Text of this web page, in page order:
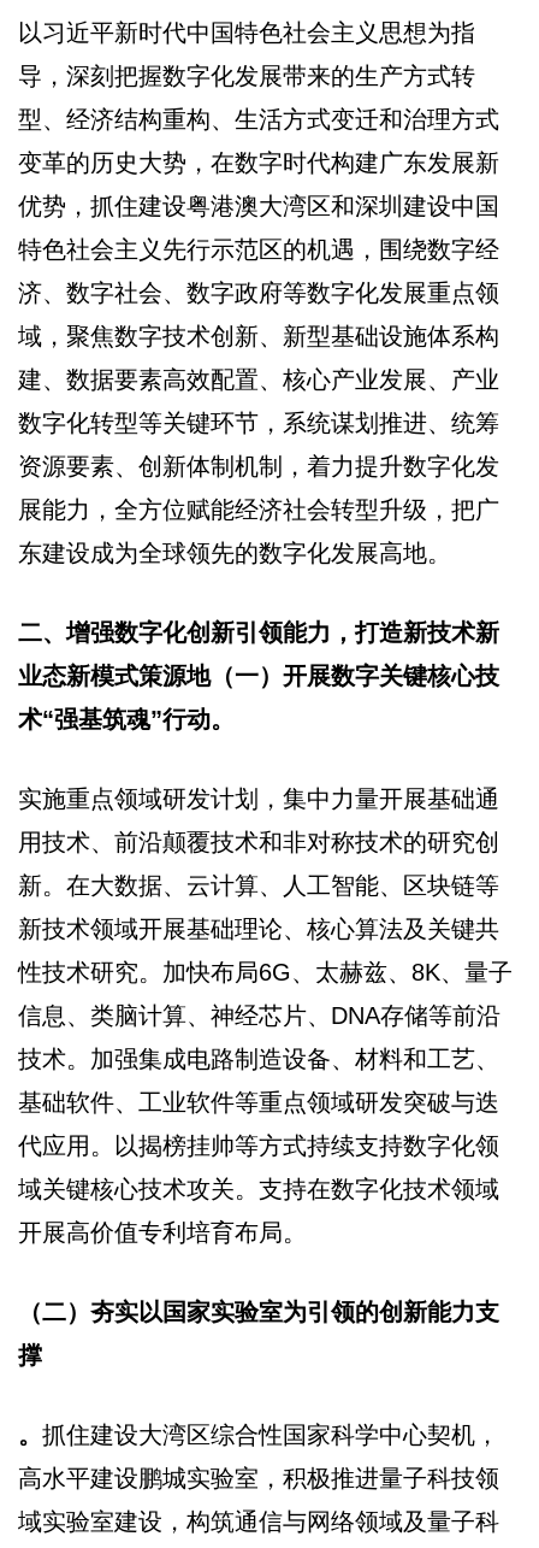
以习近平新时代中国特色社会主义思想为指
导，深刻把握数字化发展带来的生产方式转
型、经济结构重构、生活方式变迁和治理方式
变革的历史大势，在数字时代构建广东发展新
优势，抓住建设粤港澳大湾区和深圳建设中国
特色社会主义先行示范区的机遇，围绕数字经
济、数字社会、数字政府等数字化发展重点领
域，聚焦数字技术创新、新型基础设施体系构
建、数据要素高效配置、核心产业发展、产业
数字化转型等关键环节，系统谋划推进、统筹
资源要素、创新体制机制，着力提升数字化发
展能力，全方位赋能经济社会转型升级，把广
东建设成为全球领先的数字化发展高地。
二、增强数字化创新引领能力，打造新技术新
业态新模式策源地（一）开展数字关键核心技
术“强基筑魂”行动。
实施重点领域研发计划，集中力量开展基础通
用技术、前沿颠覆技术和非对称技术的研究创
新。在大数据、云计算、人工智能、区块链等
新技术领域开展基础理论、核心算法及关键共
性技术研究。加快布局6G、太赫兹、8K、量子
信息、类脑计算、神经芯片、DNA存储等前沿
技术。加强集成电路制造设备、材料和工艺、
基础软件、工业软件等重点领域研发突破与迭
代应用。以揭榜挂帅等方式持续支持数字化领
域关键核心技术攻关。支持在数字化技术领域
开展高价值专利培育布局。
（二）夯实以国家实验室为引领的创新能力支
撑
。 抓住建设大湾区综合性国家科学中心契机，
高水平建设鹏城实验室，积极推进量子科技领
域实验室建设，构筑通信与网络领域及量子科